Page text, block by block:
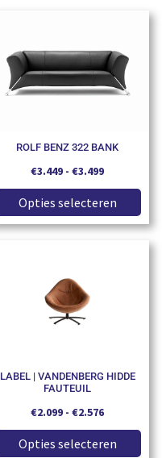
ROLF BENZ 322 BANK
€3.449 - €3.499
Opties selecteren
LABEL | VANDENBERG HIDDE
FAUTEUIL
€2.099 - €2.576
Opties selecteren